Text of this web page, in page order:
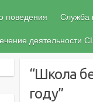
поведения Служба
деятельности
“Школа
году”